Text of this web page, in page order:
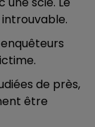
de près,
être